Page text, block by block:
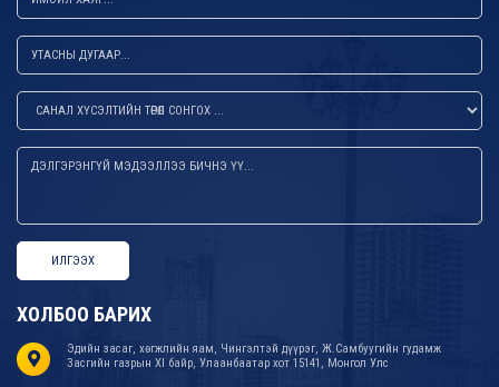
ИЛГЭЭХ
ХОЛБОО БАРИХ
Эдийн засаг, хөгжлийн яам, Чингэлтэй дүүрэг, Ж.Самбуугийн гудамж
Засгийн газрын XI байр, Улаанбаатар хот 15141, Монгол Улс